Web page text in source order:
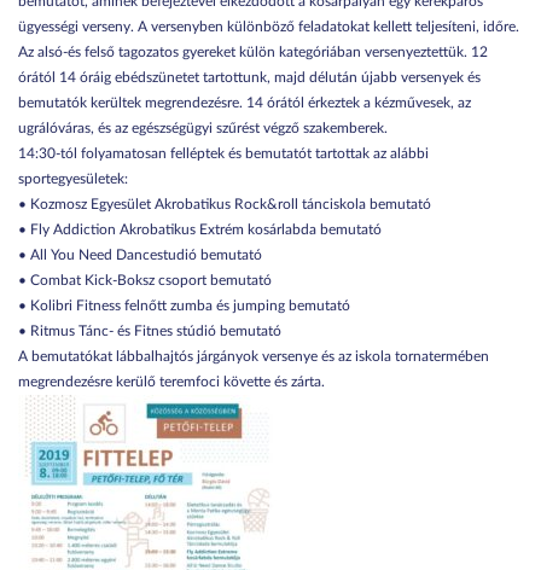
ügyességi verseny. A versenyben különböző feladatokat kellett teljesíteni, időre.
Az alsó-és felső tagozatos gyereket külön kategóriában versenyeztettük. 12
órától 14 óráig ebédszünetet tartottunk, majd délután újabb versenyek és
bemutatók kerültek megrendezésre. 14 órától érkeztek a kézművesek, az
ugrálóváras, és az egészségügyi szűrést végző szakemberek.
14:30-tól folyamatosan felléptek és bemutatót tartottak az alábbi
sportegyesületek:
• Kozmosz Egyesület Akrobatikus Rock&roll tánciskola bemutató
• Fly Addiction Akrobatikus Extrém kosárlabda bemutató
• All You Need Dancestudió bemutató
• Combat Kick-Boksz csoport bemutató
• Kolibri Fitness felnőtt zumba és jumping bemutató
• Ritmus Tánc- és Fitnes stúdió bemutató
A bemutatókat lábbalhajtós járgányok versenye és az iskola tornatermében
megrendezésre kerülő teremfoci követte és zárta.